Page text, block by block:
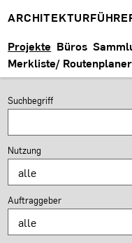
Projekte Büros
Merkliste/
PROJEKTSUCHE
Suchformular
Suchbegriff
Nutzung
Auftraggeber